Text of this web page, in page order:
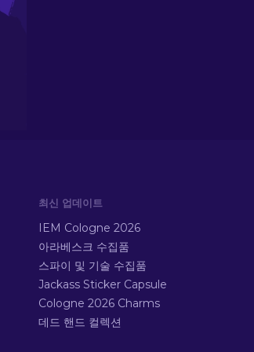
최신 업데이트
IEM Cologne 2026
아라베스크 수집품
스파이 및 기술 수집품
Jackass Sticker Capsule
Cologne 2026 Charms
데드 핸드 컬렉션